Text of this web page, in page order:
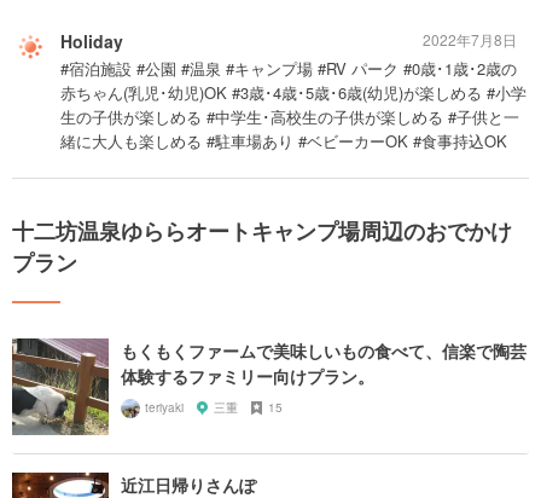
Holiday
#宿泊施設 #公園 #温泉 #キャンプ場 #RV パーク #0歳･1歳･2歳の
赤ちゃん(乳児･幼児)OK #3歳･4歳･5歳･6歳(幼児)が楽しめる #小学
生の子供が楽しめる #中学生･高校生の子供が楽しめる #子供と一
緒に大人も楽しめる #駐車場あり #ベビーカーOK #食事持込OK
2022年7月8日
十二坊温泉ゆららオートキャンプ場周辺のおでかけ
プラン
もくもくファームで美味しいもの食べて、信楽で陶芸
体験するファミリー向けプラン。
teriyaki 三重 15
近江日帰りさんぽ